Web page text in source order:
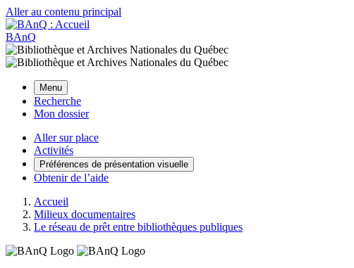
Aller au contenu principal
BAnQ
Menu
Recherche
Mon dossier
Aller sur place
Activités
Préférences de présentation visuelle
Obtenir de l’aide
Accueil
Milieux documentaires
Le réseau de prêt entre bibliothèques publiques